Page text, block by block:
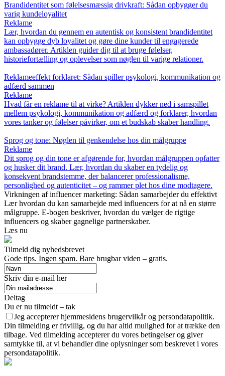
Brandidentitet som følelsesmæssig drivkraft: Sådan opbygger du
varig kundeloyalitet
Reklame
Lær, hvordan du gennem en autentisk og konsistent brandidentitet
kan opbygge dyb loyalitet og gøre dine kunder til engagerede
ambassadører. Artiklen guider dig til at bruge følelser,
historiefortælling og oplevelser som nøglen til varige relationer.
Reklameeffekt forklaret: Sådan spiller psykologi, kommunikation og
adfærd sammen
Reklame
Hvad får en reklame til at virke? Artiklen dykker ned i samspillet
mellem psykologi, kommunikation og adfærd og forklarer, hvordan
vores tanker og følelser påvirker, om et budskab skaber handling.
Sprog og tone: Nøglen til genkendelse hos din målgruppe
Reklame
Dit sprog og din tone er afgørende for, hvordan målgruppen opfatter
og husker dit brand. Lær, hvordan du skaber en tydelig og
konsekvent brandstemme, der balancerer professionalisme,
personlighed og autenticitet – og rammer plet hos dine modtagere.
Virkningen af influencer marketing: Sådan samarbejder du effektivt
Lær hvordan du kan samarbejde med influencers for at nå en større
målgruppe. E-bogen beskriver, hvordan du vælger de rigtige
influencers og skaber gagnelige partnerskaber.
Læs nu
Tilmeld dig nyhedsbrevet
Gode tips. Ingen spam. Bare brugbar viden – gratis.
Skriv din e-mail her
Deltag
Du er nu tilmeldt – tak
Jeg accepterer hjemmesidens brugervilkår og persondatapolitik.
Din tilmelding er frivillig, og du har altid mulighed for at trække den
tilbage. Ved tilmelding accepterer du vores betingelser og giver
samtykke til, at vi behandler dine oplysninger som beskrevet i vores
persondatapolitik.